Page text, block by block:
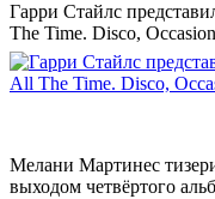
Гарри Стайлс
The Time. Disco,
Мелани Мартинес
выходом четвёртого